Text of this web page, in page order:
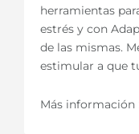
herramientas
estrés y con
de las mismas.
estimular a que
Más información